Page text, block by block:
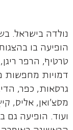
הופיעה בו
טרטיף, הרפר
דמויות מחפשות
גרסאות, כפר,
מסצ'ואן, אליס,
ועוד. הופיעה גם